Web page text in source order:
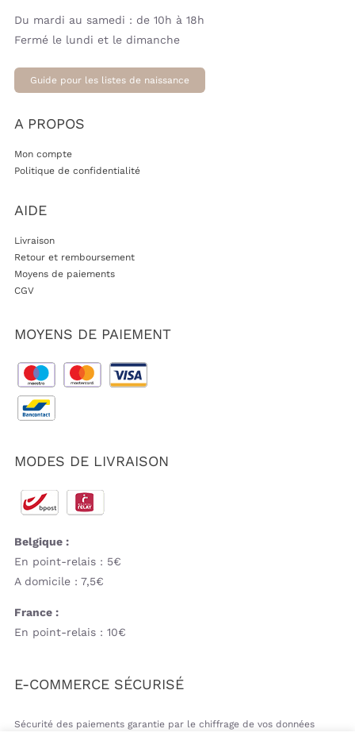
Du mardi au samedi : de 10h à 18h
Fermé le lundi et le dimanche
Guide pour les listes de naissance
A PROPOS
Mon compte
Politique de confidentialité
AIDE
Livraison
Retour et remboursement
Moyens de paiements
CGV
MOYENS DE PAIEMENT
MODES DE LIVRAISON
Belgique :
En point-relais : 5€
A domicile : 7,5€
France :
En point-relais : 10€
E-COMMERCE SÉCURISÉ
Sécurité des paiements garantie par le chiffrage de vos données